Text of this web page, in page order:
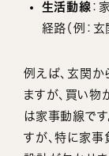
生活動線 ：
経路（例：
例えば、玄関か
ますが、買い物
は家事動線です
すが、特に家